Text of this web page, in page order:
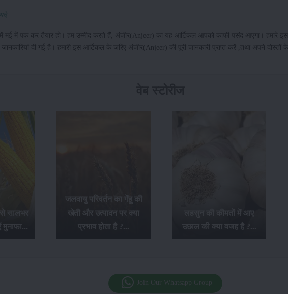
मई में पक कर तैयार हो। हम उम्मीद करते हैं, अंजीर(Anjeer) का यह आर्टिकल आपको काफी पसंद आएगा। हमारे इस
दी गई है। हमारी इस आर्टिकल के जरिए अंजीर(Anjeer) की पूरी जानकारी प्राप्त करें ,तथा अपने दोस्तों
पर क्या
है ?...
लहसुन की कीमतों में आए
उछाल की क्या वजह है ?...
खेती से किसानों को होगा
अच्छा लाभ...
Join Our Whatsapp Group